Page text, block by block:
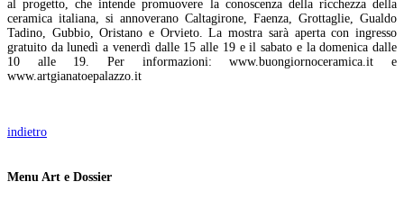
al progetto, che intende promuovere la conoscenza della ricchezza della
ceramica italiana, si annoverano Caltagirone, Faenza, Grottaglie, Gualdo
Tadino, Gubbio, Oristano e Orvieto. La mostra sarà aperta con ingresso
gratuito da lunedì a venerdì dalle 15 alle 19 e il sabato e la domenica dalle
10 alle 19. Per informazioni: www.buongiornoceramica.it e
www.artgianatoepalazzo.it
indietro
Menu Art e Dossier